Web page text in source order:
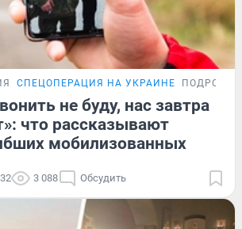
СПЕЦОПЕРАЦИЯ НА УКРАИНЕ
не буду, нас завтра
что рассказывают
мобилизованных
3 088 Обсудить